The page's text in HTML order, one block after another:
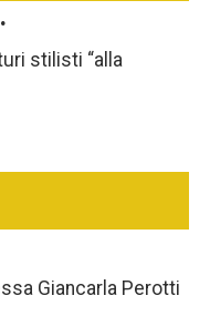
stilisti “alla
Giancarla Perotti